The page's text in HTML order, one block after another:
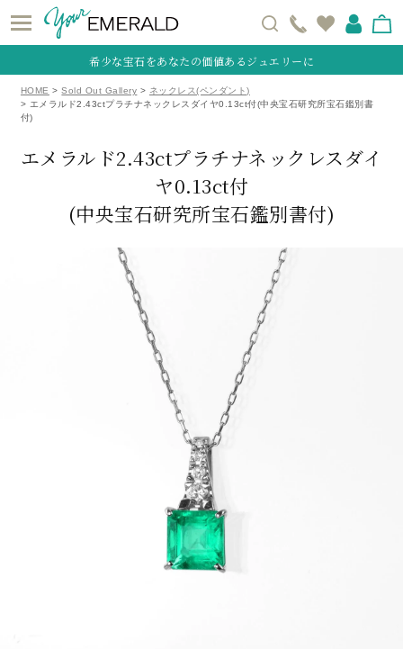
希少な宝石をあなたの価値あるジュエリーに
HOME Sold Out Gallery
ネックレス(ペンダント)
エメラルド2.43ctプラチナネックレスダイヤ0.13ct付(中央宝石研究所宝石鑑別書
付)
エメラルド2.43ctプラチナネックレスダイ
ヤ0.13ct付
(中央宝石研究所宝石鑑別書付)